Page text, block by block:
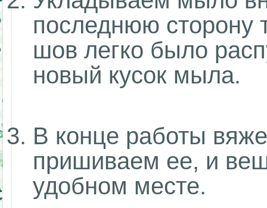
последнюю сторону
шов легко было
новый кусок мыла.
В конце работы
пришиваем ее, и
удобном месте.